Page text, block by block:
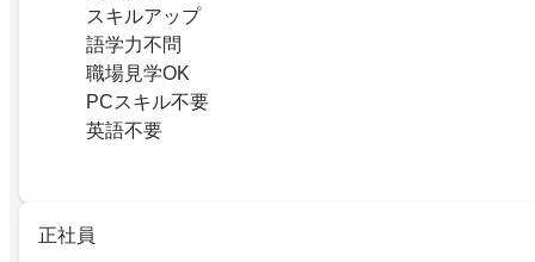
スキルアップ
語学力不問
職場見学OK
PCスキル不要
英語不要
正社員